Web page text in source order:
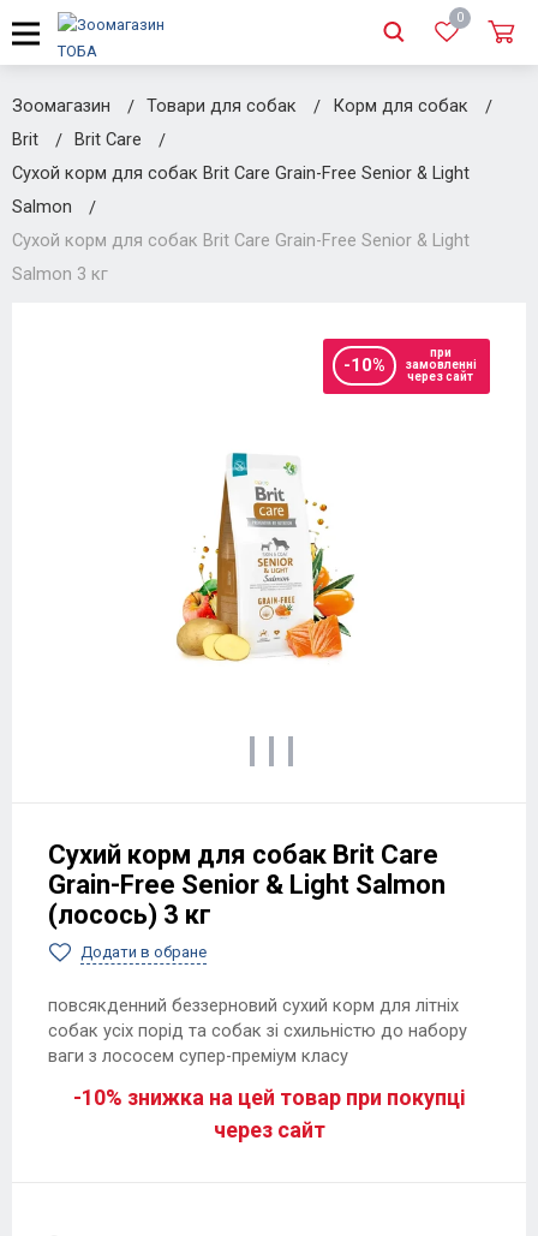
0
Зоомагазин Товари для собак
Корм для собак
Brit
Brit Care
Сухой корм для собак Brit Care Grain-Free Senior & Light
Salmon
Сухой корм для собак Brit Care Grain-Free Senior & Light
Salmon 3 кг
-10%
при
замовленні
через сайт
Сухий корм для собак Brit Care
Grain-Free Senior & Light Salmon
(лосось) 3 кг
Додати в обране
повсякденний беззерновий сухий корм для літніх
собак усіх порід та собак зі схильністю до набору
ваги з лососем супер-преміум класу
-10% знижка на цей товар при покупці
через сайт